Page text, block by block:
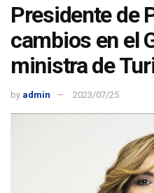
Presidente de
cambios en el
ministra de
by admin 2023/07/25